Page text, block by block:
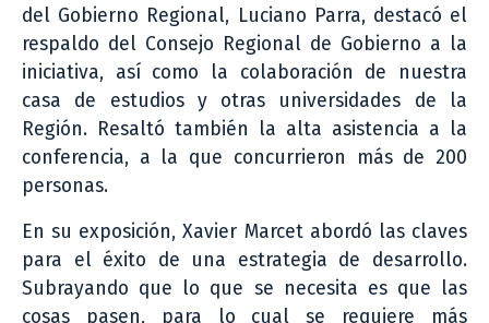
del Gobierno Regional, Luciano Parra, destacó el
respaldo del Consejo Regional de Gobierno a la
iniciativa, así como la colaboración de nuestra
casa de estudios y otras universidades de la
Región. Resaltó también la alta asistencia a la
conferencia, a la que concurrieron más de 200
personas.
En su exposición, Xavier Marcet abordó las claves
para el éxito de una estrategia de desarrollo.
Subrayando que lo que se necesita es que las
cosas pasen, para lo cual se requiere más